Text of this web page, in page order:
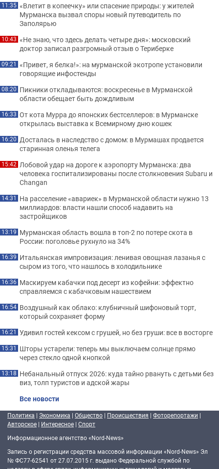
11:35 «Влетит в копеечку» или спасение природы: у жителей
Мурманска вызвал споры новый путеводитель по
Заполярью
10:43 «Не знаю, что здесь делать четыре дня»: московский
доктор записал разгромный отзыв о Териберке
09:21 «Привет, я белка!»: на мурманской экотропе установили
говорящие инфостенды
08:20 Пикники откладываются: воскресенье в Мурманской
области обещает быть дождливым
16:33 От кота Мурра до японских бестселлеров: в Мурманске
открылась выставка к Всемирному дню кошек
16:20 Досталась в наследство с домом: в Мурмашах продается
старинная оленья телега
15:42 Лобовой удар на дороге к аэропорту Мурманска: два
человека госпитализированы после столкновения Subaru и
Changan
14:31 На расселение «авариек» в Мурманской области нужно 13
миллиардов: власти нашли способ надавить на
застройщиков
13:19 Мурманская область вошла в топ-2 по потере скота в
России: поголовье рухнуло на 34%
16:39 Итальянская импровизация: ленивая овощная лазанья с
сыром из того, что нашлось в холодильнике
16:36 Маскируем кабачки под десерт из кофейни: эффектно
справляемся с кабачковым нашествием
16:54 Воздушный как облако: клубничный шифоновый торт,
который сохраняет форму
16:21 Удивил гостей кексом с грушей, но без груши: все в восторге
15:31 Шторы устарели: теперь мы выключаем солнце прямо
через стекло одной кнопкой
13:18 Небанальный отпуск 2026: куда тайно рвануть с детьми без
виз, толп туристов и адской жары
Все новости
Политика | Экономика | Общество | Происшествия | Фоторепортажи |
Авторское | Интересное | Спорт
Информационное агентство «Nord-News»
Запись о регистрации средства массовой информации «Nord-News» Эл
№ ФС77-62541 от 27.07.2015 г. выдано Федеральной службой по